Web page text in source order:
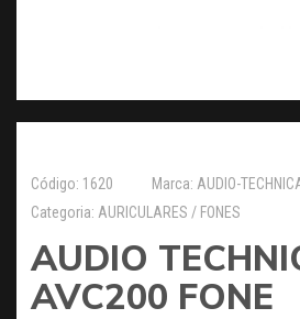
Código: 1620
Marca: AUDIO-
Categoria: AURICULARES / FONES
AUDIO
AVC200 FONE